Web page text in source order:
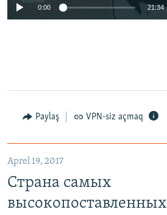
0:00 21:34
Paylaş VPN-siz açmaq
Aprel 19, 2017
Страна самых
высокопоставленных